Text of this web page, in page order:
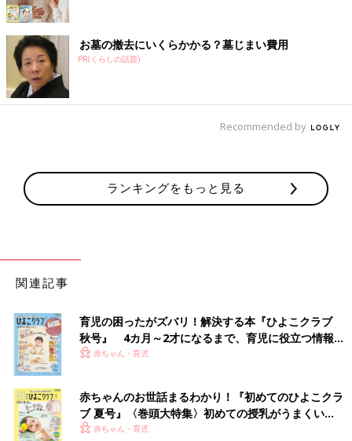
に便利そう！庭で使用しているようですが、ビーチで使ってもお
しゃれですよね♪ こちらは3,300円商品のようです。
お墓の撤去にいくらかかる？墓じまい費用
PR(くらしの話題)
Recommended by
ランキングをもっと見る
関連記事
育児の困ったがズバリ！解決する本『ひよこクラブ
秋号』 4カ月～2才になるまで、育児に役立つ情報が
いっぱい！
赤ちゃん・育児
赤ちゃんのお世話まるわかり！『初めてのひよこクラ
ブ 夏号』〈巻頭大特集〉初めての授乳がうまくい
く！ おっぱい・ミルクの基本と夏のトラブル 解決テ
赤ちゃん・育児